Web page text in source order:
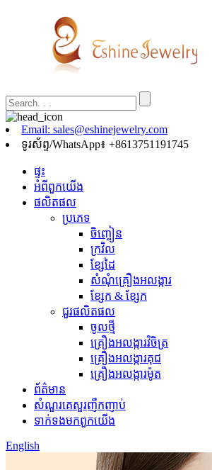
Email: sales@eshinejewelry.com
ទូរស័ព្ទ/WhatsApp៖ +8613751191745
ផ្ទះ
អំពី​ពួក​យើង
ផលិតផល
ប្រភេទ
ចិញ្ចៀន
ក្រវិល
ខ្សែដៃ
សំណុំគ្រឿងអលង្ការ
ខ្សែក & ខ្សែក
ជួរផលិតផល
ចូលថ្មី
គ្រឿងអលង្ការវិចិត្រ
គ្រឿងអលង្ការគុជ
គ្រឿងអលង្ការម៉ូត
ព័ត៌មាន
សំណួរគេសួរញឹកញាប់
ទាក់ទង​មក​ពួក​យើង
English